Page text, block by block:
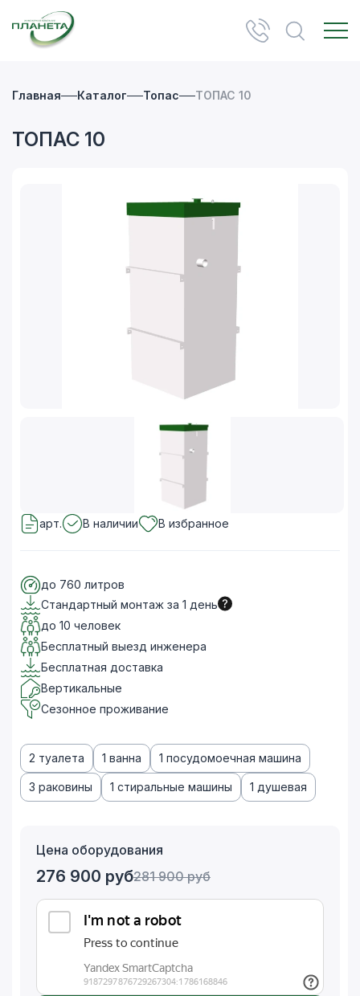
Главная Каталог Топас ТОПАС 10
ТОПАС 10
арт. В наличии В избранное
до 760 литров
Стандартный монтаж за 1 день
до 10 человек
Бесплатный выезд инженера
Бесплатная доставка
Вертикальные
Сезонное проживание
2 туалета 1 ванна 1 посудомоечная машина
3 раковины 1 стиральные машины 1 душевая
Цена оборудования
276 900 руб281 900руб